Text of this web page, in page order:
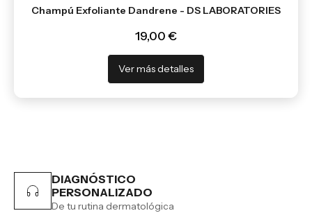
Champú Exfoliante Dandrene - DS LABORATORIES
19,00 €
Ver más detalles
DIAGNÓSTICO
PERSONALIZADO
De tu rutina dermatológica